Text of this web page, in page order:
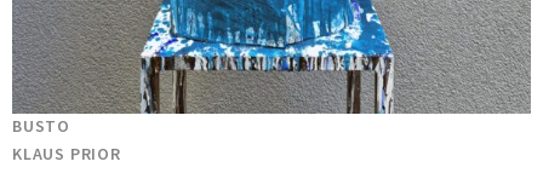
BUSTO
KLAUS PRIOR